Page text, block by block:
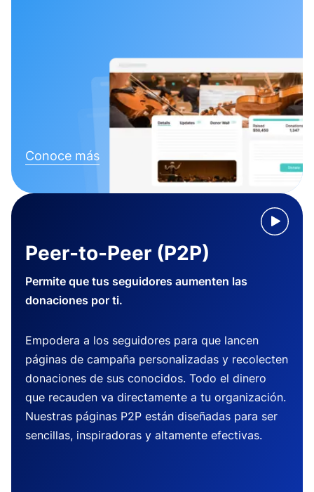
Conoce más
Peer-to-Peer (P2P)
Permite que tus seguidores aumenten las
donaciones por ti.
Empodera a los seguidores para que lancen
páginas de campaña personalizadas y recolecten
donaciones de sus conocidos. Todo el dinero
que recauden va directamente a tu organización.
Nuestras páginas P2P están diseñadas para ser
sencillas, inspiradoras y altamente efectivas.